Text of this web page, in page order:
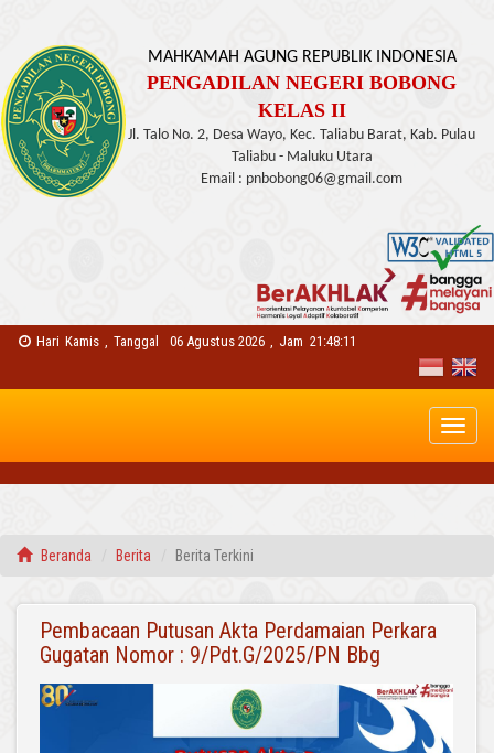
MAHKAMAH AGUNG REPUBLIK INDONESIA
PENGADILAN NEGERI BOBONG
KELAS II
Jl. Talo No. 2, Desa Wayo, Kec. Taliabu Barat, Kab. Pulau
Taliabu - Maluku Utara
Email : pnbobong06@gmail.com
Hari Kamis , Tanggal 06 Agustus 2026 , Jam 21:48:12
Beranda Berita Berita Terkini
Pembacaan Putusan Akta Perdamaian Perkara
Gugatan Nomor : 9/Pdt.G/2025/PN Bbg